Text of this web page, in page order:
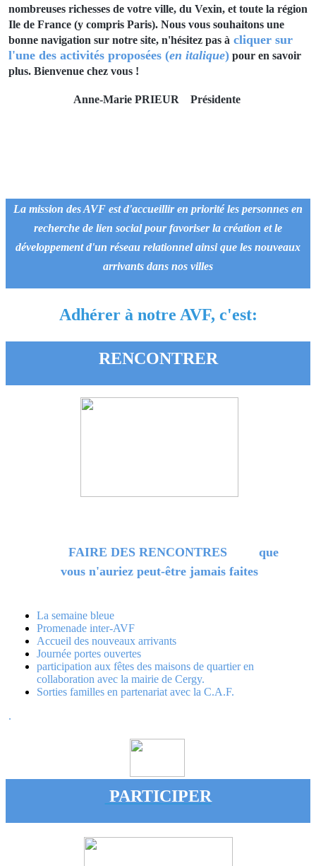
nombreuses richesses de votre ville, du Vexin, et toute la région
Ile de France (y compris Paris). Nous vous souhaitons une
bonne navigation sur notre site, n'hésitez pas à cliquer sur
l'une des activités proposées (en italique) pour en savoir
plus. Bienvenue chez vous !
Anne-Marie PRIEUR Présidente
La mission des AVF est d'accueillir en priorité les personnes en
recherche de lien social pour favoriser la création et le
développement d'un réseau relationnel ainsi que les nouveaux
arrivants dans nos villes
Adhérer à notre AVF, c'est:
RENCONTRER
FAIRE DES RENCONTRES que
vous n'auriez peut-être jamais faites
La semaine bleue
Promenade inter-AVF
Accueil des nouveaux arrivants
Journée portes ouvertes
participation aux fêtes des maisons de quartier en
collaboration avec la mairie de Cergy.
Sorties familles en partenariat avec la C.A.F.
.
PARTICIPER